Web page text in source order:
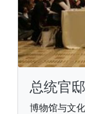
总统官邸
博物馆与文